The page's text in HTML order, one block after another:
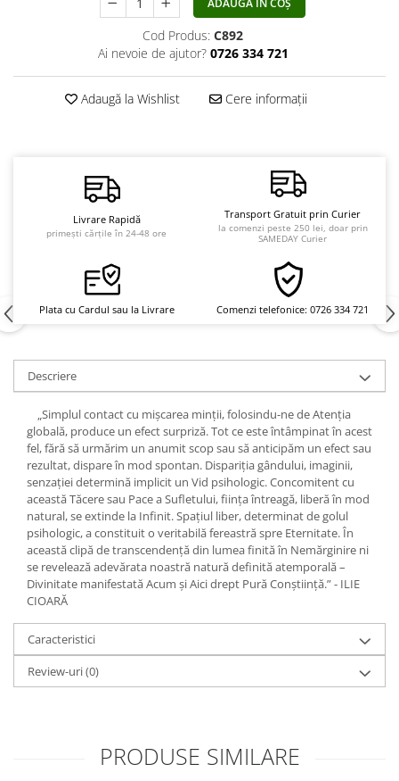
Seria Masaru Emoto
Inspiraţie divină
Viaţa de după moarte
Cristale
Supă de pui pentru suflet
Yoga
Oracol
Spiritualitate şi ştiinţă
Fără categorie
Cunoaștere
Cod Produs: C892
Ai nevoie de ajutor? 0726 334 721
Adaugă la Wishlist Cere informații
Livrare Rapidă
primești cărțile în 24-48 ore
Transport Gratuit prin Curier
la comenzi peste 250 lei, doar prin
SAMEDAY Curier
Plata cu Cardul sau la Livrare Comenzi telefonice: 0726 334 721
Descriere
„Simplul contact cu mișcarea minții, folosindu-ne de Atenția
globală, produce un efect surpriză. Tot ce este întâmpinat în acest
fel, fără să urmărim un anumit scop sau să anticipăm un efect sau
rezultat, dispare în mod spontan. Dispariția gândului, imaginii,
senzației determină implicit un Vid psihologic. Concomitent cu
această Tăcere sau Pace a Sufletului, ființa întreagă, liberă în mod
natural, se extinde la Infinit. Spațiul liber, determinat de golul
psihologic, a constituit o veritabilă fereastră spre Eternitate. În
această clipă de transcendență din lumea finită în Nemărginire ni
se revelează adevărata noastră natură definită atemporală –
Divinitate manifestată Acum și Aici drept Pură Conștiință.” - ILIE
CIOARĂ
Caracteristici
Review-uri(0)
PRODUSE SIMILARE